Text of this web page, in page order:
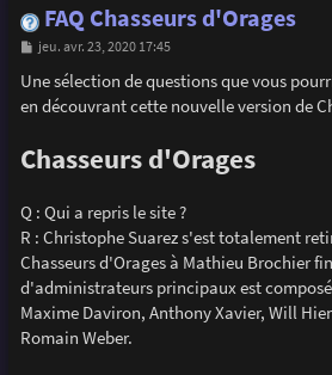
FAQ Chasseurs d'Orages
M
s
s
a
jeu. avr. 23, 2020 17:45
Une sélection de questions que vous
en découvrant cette nouvelle version de
Chasseurs d'Orages
Q : Qui a repris le site ?
R : Christophe Suarez s'est totalement
Chasseurs d'Orages à Mathieu Brochier
d'administrateurs principaux est
Maxime Daviron, Anthony Xavier, Will
Romain Weber.